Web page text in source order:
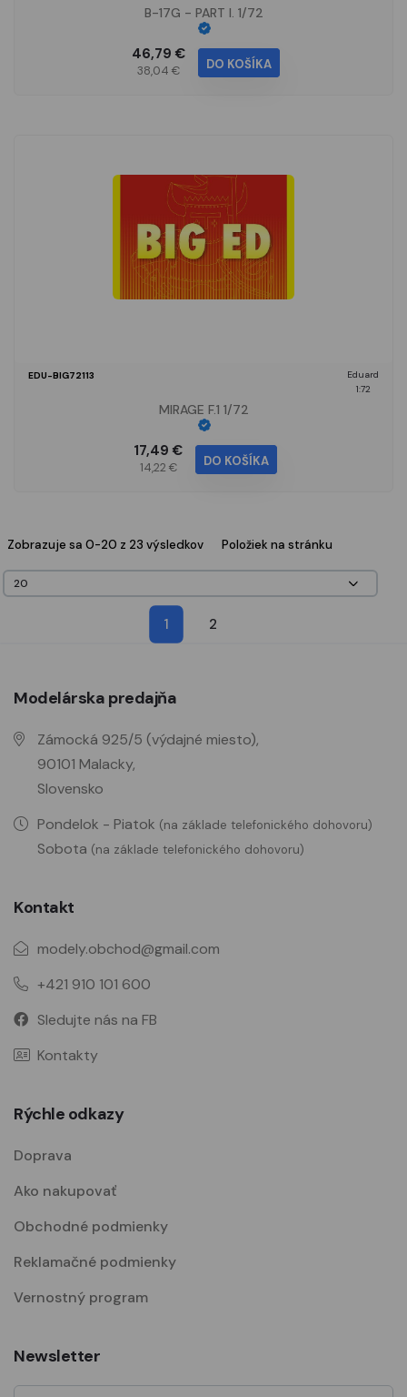
B-17G - PART I. 1/72
46,79 €
38,04 € DO KOŠÍKA
EDU-BIG72113
Eduard
1:72
MIRAGE F.1 1/72
17,49 €
14,22 € DO KOŠÍKA
Zobrazuje sa 0-20 z 23 výsledkov Položiek na stránku
1 2
Modelárska predajňa
Zámocká 925/5 (výdajné miesto),
90101 Malacky,
Slovensko
Pondelok - Piatok (na základe telefonického dohovoru)
Sobota (na základe telefonického dohovoru)
Kontakt
modely.obchod@gmail.com
+421 910 101 600
Sledujte nás na FB
Kontakty
Rýchle odkazy
Doprava
Ako nakupovať
Obchodné podmienky
Reklamačné podmienky
Vernostný program
Newsletter